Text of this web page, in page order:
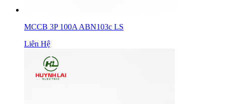
MCCB 3P 100A ABN103c LS
Liên Hệ